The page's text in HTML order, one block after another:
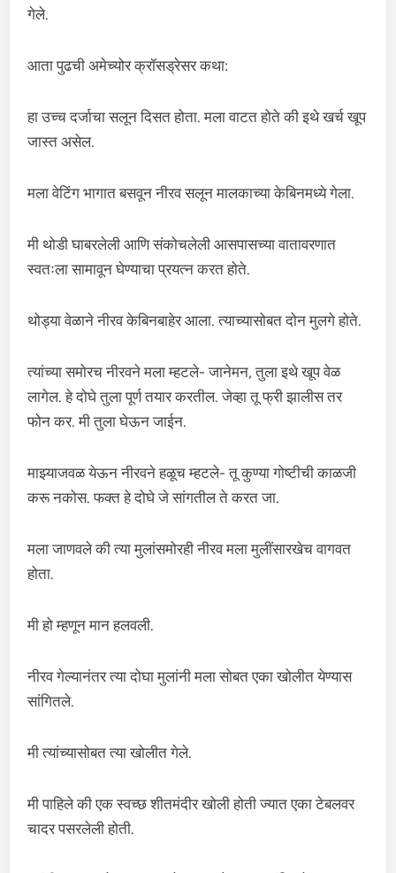
गेले.
आता पुढची अमेच्योर क्रॉसड्रेसर कथा:
हा उच्च दर्जाचा सलून दिसत होता. मला वाटत होते की इथे खर्च खूप
जास्त असेल.
मला वेटिंग भागात बसवून नीरव सलून मालकाच्या केबिनमध्ये गेला.
मी थोडी घाबरलेली आणि संकोचलेली आसपासच्या वातावरणात
स्वतःला सामावून घेण्याचा प्रयत्न करत होते.
थोड्या वेळाने नीरव केबिनबाहेर आला. त्याच्यासोबत दोन मुलगे होते.
त्यांच्या समोरच नीरवने मला म्हटले- जानेमन, तुला इथे खूप वेळ
लागेल. हे दोघे तुला पूर्ण तयार करतील. जेव्हा तू फ्री झालीस तर
फोन कर. मी तुला घेऊन जाईन.
माझ्याजवळ येऊन नीरवने हळूच म्हटले- तू कुण्या गोष्टीची काळजी
करू नकोस. फक्त हे दोघे जे सांगतील ते करत जा.
मला जाणवले की त्या मुलांसमोरही नीरव मला मुलींसारखेच वागवत
होता.
मी हो म्हणून मान हलवली.
नीरव गेल्यानंतर त्या दोघा मुलांनी मला सोबत एका खोलीत येण्यास
सांगितले.
मी त्यांच्यासोबत त्या खोलीत गेले.
मी पाहिले की एक स्वच्छ शीतमंदीर खोली होती ज्यात एका टेबलवर
चादर पसरलेली होती.